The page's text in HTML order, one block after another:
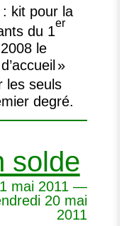
kit pour la
du 1
er
le
»
les seuls
degré.
solde
mai 2011 —
20 mai
2011